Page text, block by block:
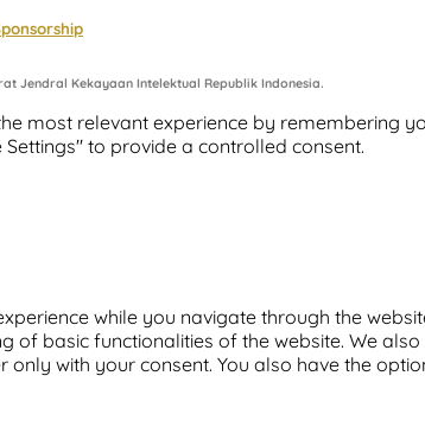
Jendral Kekayaan Intelektual Republik Indonesia.
most relevant experience by remembering
to provide a controlled consent.
while you navigate through the
of basic functionalities of the website. We
only with your consent. You also have the